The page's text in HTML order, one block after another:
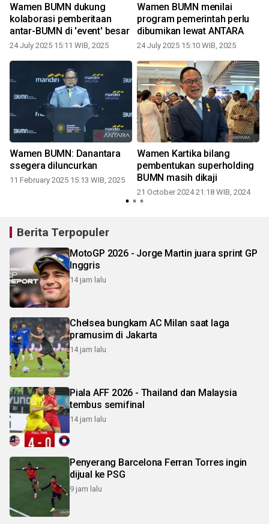
Wamen BUMN dukung
kolaborasi pemberitaan
antar-BUMN di 'event' besar
24 July 2025 15:11 WIB, 2025
Wamen BUMN menilai
program pemerintah perlu
dibumikan lewat ANTARA
24 July 2025 15:10 WIB, 2025
Wamen BUMN: Danantara
ssegera diluncurkan
11 February 2025 15:13 WIB, 2025
Wamen Kartika bilang
pembentukan superholding
BUMN masih dikaji
21 October 2024 21:18 WIB, 2024
Berita Terpopuler
MotoGP 2026 - Jorge Martin juara sprint GP
Inggris
14 jam lalu
Chelsea bungkam AC Milan saat laga
pramusim di Jakarta
14 jam lalu
Piala AFF 2026 - Thailand dan Malaysia
tembus semifinal
14 jam lalu
Penyerang Barcelona Ferran Torres ingin
dijual ke PSG
9 jam lalu